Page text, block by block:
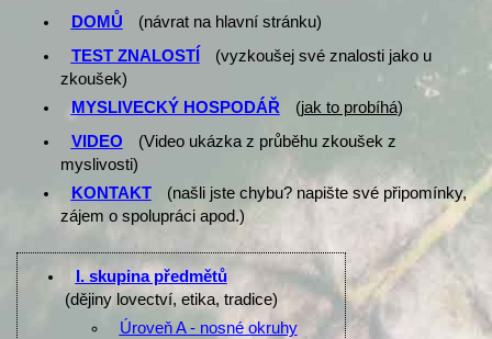
DOMŮ
(návrat na hlavní stránku)
TEST ZNALOSTÍ
(vyzkoušej své znalosti jako u
zkoušek)
MYSLIVECKÝ HOSPODÁŘ
(jak to probíhá)
VIDEO
(Video ukázka z průběhu zkoušek z
myslivosti)
KONTAKT
(našli jste chybu? napište své připomínky,
zájem o spolupráci apod.)
I. skupina předmětů
(dějiny lovectví, etika, tradice)
Úroveň A - nosné okruhy